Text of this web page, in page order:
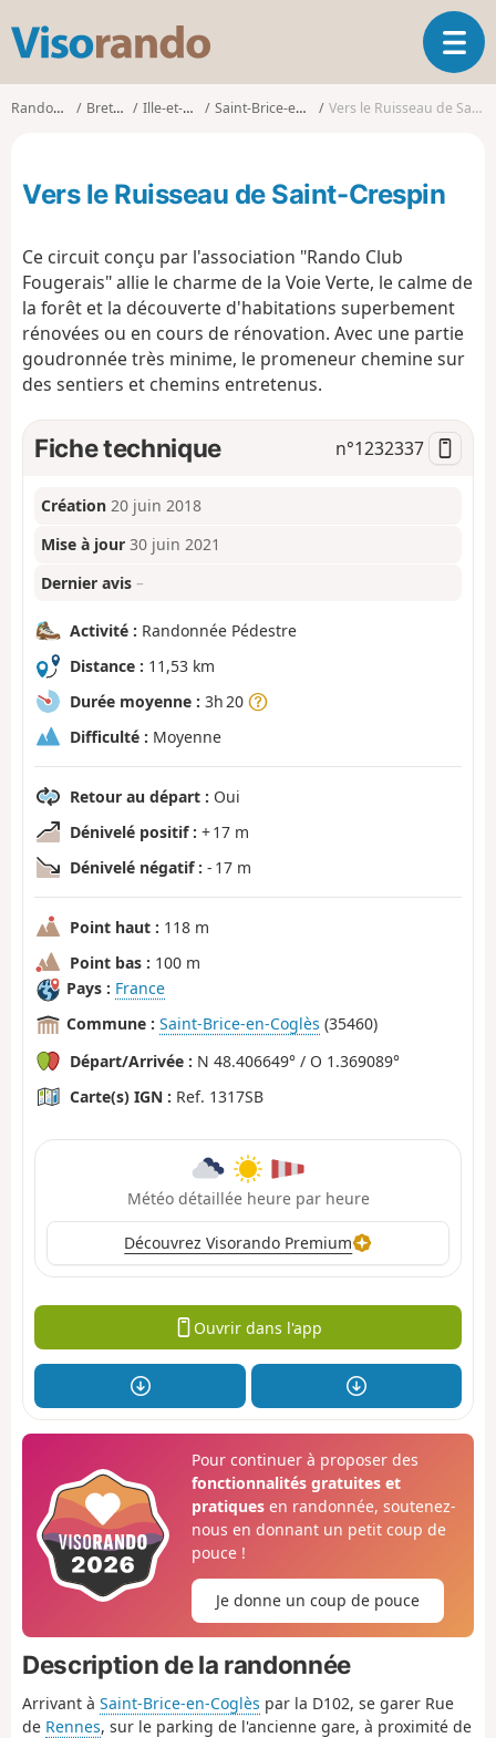
s
o
d
O
u
v
v
i
g
a
o
Randonnées Bretagne Ille-et-Vilaine Saint-Brice-en-Coglès Vers le Ruisseau de Saint-Crespin
Vers le Ruisseau de Saint-Crespin
Ce circuit conçu par l'association "Rando Club
Fougerais" allie le charme de la Voie Verte, le calme de
la forêt et la découverte d'habitations superbement
rénovées ou en cours de rénovation. Avec une partie
goudronnée très minime, le promeneur chemine sur
des sentiers et chemins entretenus.
Fiche technique n°1232337
Création 20 juin 2018
Mise à jour 30 juin 2021
Dernier avis –
Activité : Randonnée Pédestre
Distance : 11,53 km
Durée moyenne : 3h 20
Difficulté : Moyenne
Retour au départ : Oui
Dénivelé positif : + 17 m
Dénivelé négatif : - 17 m
Point haut : 118 m
Point bas : 100 m
Pays : France
Commune : Saint-Brice-en-Coglès (35460)
Départ/Arrivée : N 48.406649° / O 1.369089°
Carte(s) IGN : Ref. 1317SB
Météo détaillée heure par heure
Découvrez Visorando Premium
Ouvrir dans l'app
Pour continuer à proposer des
fonctionnalités gratuites et
pratiquesen randonnée, soutenez-
nous en donnant un petit coup de
pouce !
Je donne un coup de pouce
Description de la randonnée
Arrivant à Saint-Brice-en-Coglès par la D102, se garer Rue
de Rennes, sur le parking de l'ancienne gare, à proximité de